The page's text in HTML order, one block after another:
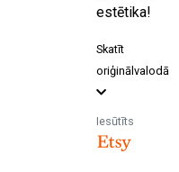
estētika!
Skatīt
oriģinālvalodā
Iesūtīts